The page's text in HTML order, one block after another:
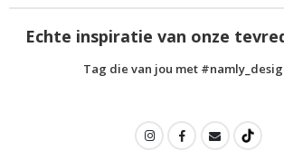
Echte inspiratie van onze
Tag die van jou met